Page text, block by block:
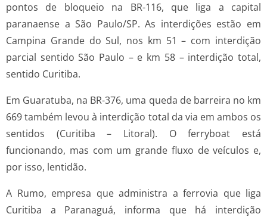
pontos de bloqueio na BR-116, que liga a capital
paranaense a São Paulo/SP. As interdições estão em
Campina Grande do Sul, nos km 51 – com interdição
parcial sentido São Paulo – e km 58 – interdição total,
sentido Curitiba.
Em Guaratuba, na BR-376, uma queda de barreira no km
669 também levou à interdição total da via em ambos os
sentidos (Curitiba – Litoral). O ferryboat está
funcionando, mas com um grande fluxo de veículos e,
por isso, lentidão.
A Rumo, empresa que administra a ferrovia que liga
Curitiba a Paranaguá, informa que há interdição